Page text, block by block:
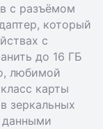
с разъёмом
который
с
до 16 ГБ
любимой
карты
зеркальных
данными